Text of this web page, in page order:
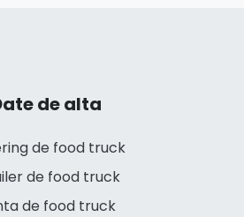
de alta
de food truck
de food truck
de food truck